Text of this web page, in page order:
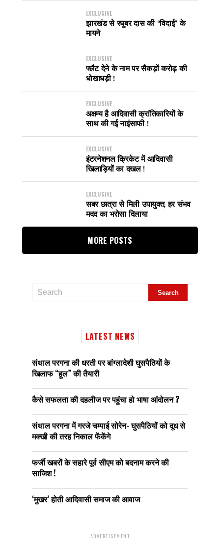
EXCLUSIVE
झारखंड से रघुबर दास की “विदाई” के
मायने
EXCLUSIVE
फ्लैट देने के नाम पर सैकड़ों करोड़ की
धोखाधड़ी !
EXCLUSIVE
अक्षम्य है आदिवासी क्रांतिकारियों के
साथ की गई नाइंसाफी !
EXCLUSIVE
इंटरनेशनल क्रिकेट में आदिवासी
खिलाड़ियों का दखल !
EXCLUSIVE
सबर छात्रा से मिली उपायुक्त, हर संभव
मदद का भरोसा दिलाया
MORE POSTS
LATEST NEWS
संथाल परगना की धरती पर बांग्लादेशी घुसपैठियों के
खिलाफ “हूल” की तैयारी
कैसे सफलता की दहलीज पर पहुंचा हो भाषा आंदोलन ?
संथाल परगना में गरजे चम्पाई सोरेन- घुसपैठियों को दूध से
मक्खी की तरह निकाल फेंकेंगे
फर्जी खबरों के सहारे पूर्व सीएम को बदनाम करने की
साजिश !
‘मुखर’ होती आदिवासी समाज की आवाज
ADVERTISEMENT